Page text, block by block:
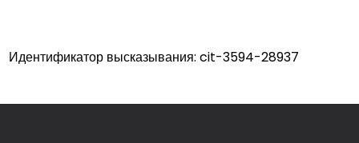
Идентификатор высказывания: cit-3594-28937